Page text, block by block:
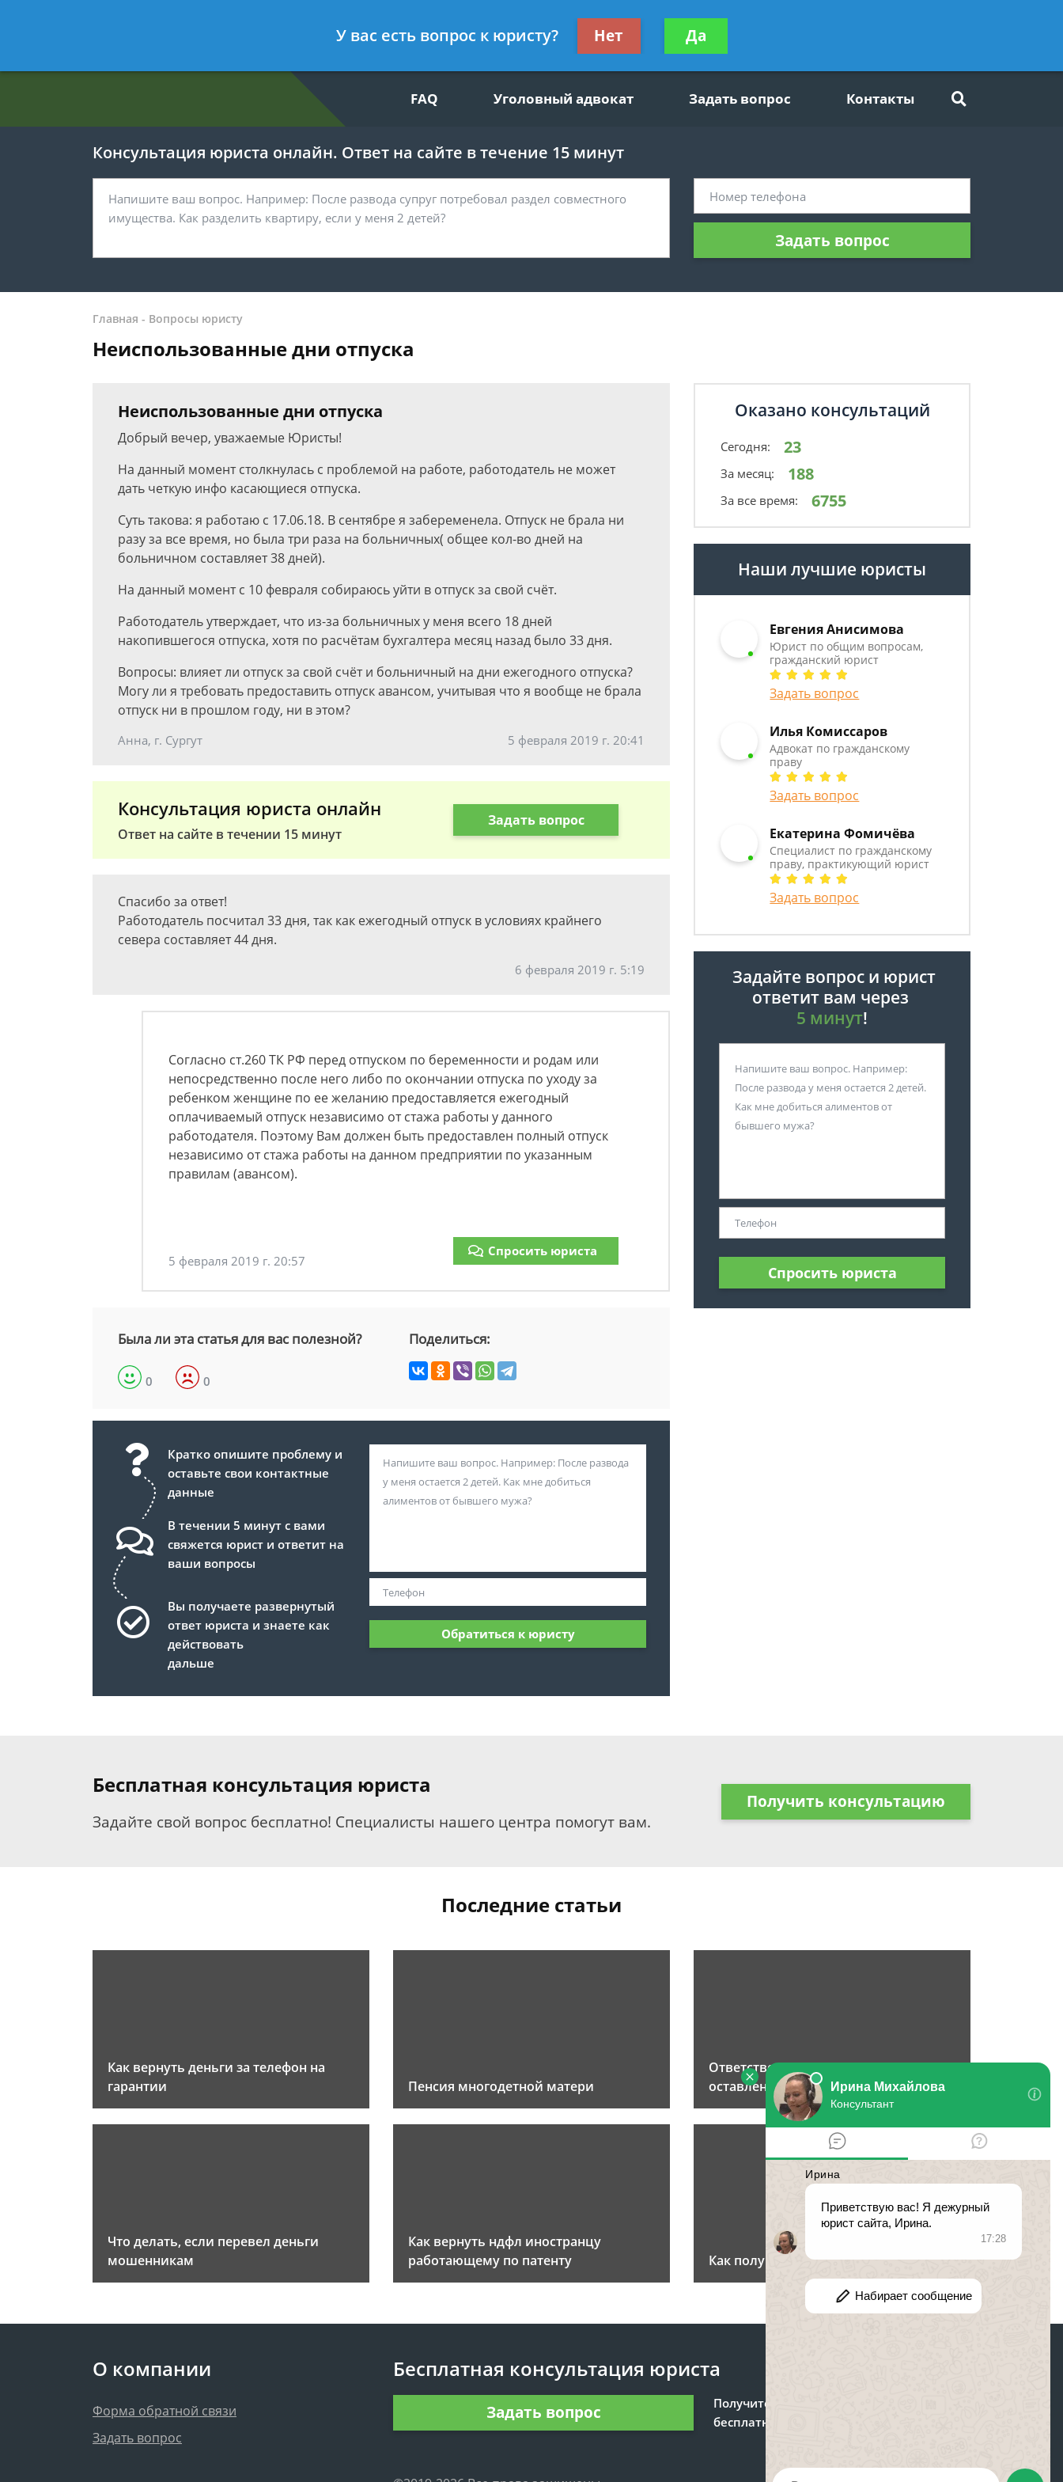
- Юрист по общим вопросам, гражданский юрист
Получите консультацию
бесплатно
FAQ Уголовный адвокат Задать вопрос Контакты
Консультация юриста онлайн. Ответ на сайте в течение 15 минут
Задать вопрос
Главная - Вопросы юристу
Неиспользованные дни отпуска
Неиспользованные дни отпуска
Добрый вечер, уважаемые Юристы!
На данный момент столкнулась с проблемой на работе, работодатель не может
дать четкую инфо касающиеся отпуска.
Суть такова: я работаю с 17.06.18. В сентябре я забеременела. Отпуск не брала ни
разу за все время, но была три раза на больничных( общее кол-во дней на
больничном составляет 38 дней).
На данный момент с 10 февраля собираюсь уйти в отпуск за свой счёт.
Работодатель утверждает, что из-за больничных у меня всего 18 дней
накопившегося отпуска, хотя по расчётам бухгалтера месяц назад было 33 дня.
Вопросы: влияет ли отпуск за свой счёт и больничный на дни ежегодного отпуска?
Могу ли я требовать предоставить отпуск авансом, учитывая что я вообще не брала
отпуск ни в прошлом году, ни в этом?
Анна, г. Сургут 5 февраля 2019 г. 20:41
Консультация юриста онлайн
Ответ на сайте в течении 15 минут
Задать вопрос
Спасибо за ответ!
Работодатель посчитал 33 дня, так как ежегодный отпуск в условиях крайнего
севера составляет 44 дня.
6 февраля 2019 г. 5:19
Согласно ст.260 ТК РФ перед отпуском по беременности и родам или
непосредственно после него либо по окончании отпуска по уходу за
ребенком женщине по ее желанию предоставляется ежегодный
оплачиваемый отпуск независимо от стажа работы у данного
работодателя. Поэтому Вам должен быть предоставлен полный отпуск
независимо от стажа работы на данном предприятии по указанным
правилам (авансом).
5 февраля 2019 г. 20:57
Спросить юриста
Была ли эта статья для вас полезной?
0 0
Поделиться:
Кратко опишите проблему и
оставьте свои контактные
данные
В течении 5 минут с вами
свяжется юрист и ответит на
ваши вопросы
Вы получаете развернутый
ответ юриста и знаете как
действовать
дальше
Обратиться к юристу
Оказано консультаций
Сегодня: 23
За месяц: 188
За все время: 6755
Наши лучшие юристы
Евгения Анисимова
Юрист по общим вопросам,
гражданский юрист
Задать вопрос
Илья Комиссаров
Адвокат по гражданскому
праву
Задать вопрос
Екатерина Фомичёва
Специалист по гражданскому
праву, практикующий юрист
Задать вопрос
Задайте вопрос и юрист
ответит вам через
5 минут!
Спросить юриста
Бесплатная консультация юриста
Задайте свой вопрос бесплатно! Специалисты нашего центра помогут вам.
Получить консультацию
Последние статьи
Как вернуть деньги за телефон на
гарантии
Пенсия многодетной матери
Ответственность и наказание за
оставление места ДТП
Что делать, если перевел деньги
мошенникам
Как вернуть ндфл иностранцу
работающему по патенту
Как получить свидетельство о смерти
О компании
Форма обратной связи
Задать вопрос
Бесплатная консультация юриста
Задать вопрос
Получите консультацию
бесплатно
У вас есть вопрос к юристу? Нет Да